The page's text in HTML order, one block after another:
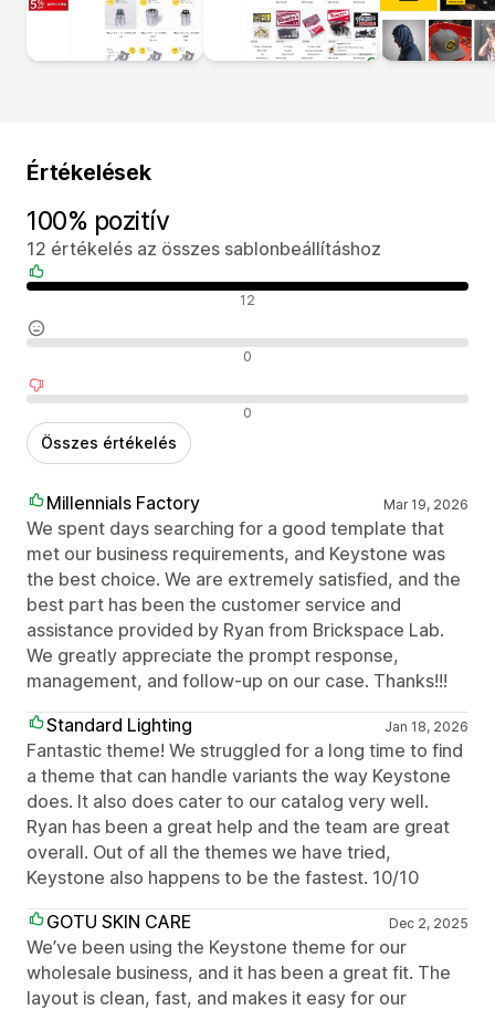
Értékelések
100% pozitív
12 értékelés az összes sablonbeállításhoz
Pozitív értékelések 12
Semleges értékelések 0
Negatív értékelések 0
Összes értékelés
Millennials Factory Mar 19, 2026
We spent days searching for a good template that
met our business requirements, and Keystone was
the best choice. We are extremely satisfied, and the
best part has been the customer service and
assistance provided by Ryan from Brickspace Lab.
We greatly appreciate the prompt response,
management, and follow-up on our case. Thanks!!!
Standard Lighting
Jan 18, 2026
Fantastic theme! We struggled for a long time to find
a theme that can handle variants the way Keystone
does. It also does cater to our catalog very well.
Ryan has been a great help and the team are great
overall. Out of all the themes we have tried,
Keystone also happens to be the fastest. 10/10
GOTU SKIN CARE
Dec 2, 2025
We’ve been using the Keystone theme for our
wholesale business, and it has been a great fit. The
layout is clean, fast, and makes it easy for our